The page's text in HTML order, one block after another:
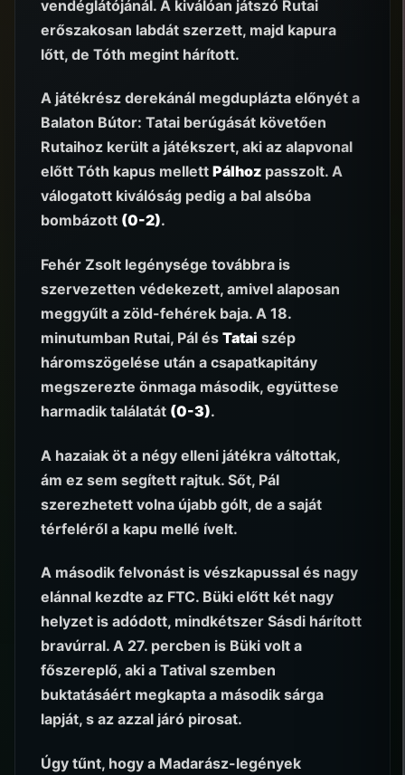
vendéglátójánál. A kiválóan játszó Rutai
erőszakosan labdát szerzett, majd kapura
lőtt, de Tóth megint hárított.
A játékrész derekánál megduplázta előnyét a
Balaton Bútor: Tatai berúgását követően
Rutaihoz került a játékszert, aki az alapvonal
előtt Tóth kapus mellett Pálhoz passzolt. A
válogatott kiválóság pedig a bal alsóba
bombázott (0-2).
Fehér Zsolt legénysége továbbra is
szervezetten védekezett, amivel alaposan
meggyűlt a zöld-fehérek baja. A 18.
minutumban Rutai, Pál és Tatai szép
háromszögelése után a csapatkapitány
megszerezte önmaga második, együttese
harmadik találatát (0-3).
A hazaiak öt a négy elleni játékra váltottak,
ám ez sem segített rajtuk. Sőt, Pál
szerezhetett volna újabb gólt, de a saját
térfeléről a kapu mellé ívelt.
A második felvonást is vészkapussal és nagy
elánnal kezdte az FTC. Büki előtt két nagy
helyzet is adódott, mindkétszer Sásdi hárított
bravúrral. A 27. percben is Büki volt a
főszereplő, aki a Tatival szemben
buktatásáért megkapta a második sárga
lapját, s az azzal járó pirosat.
Úgy tűnt, hogy a Madarász-legények